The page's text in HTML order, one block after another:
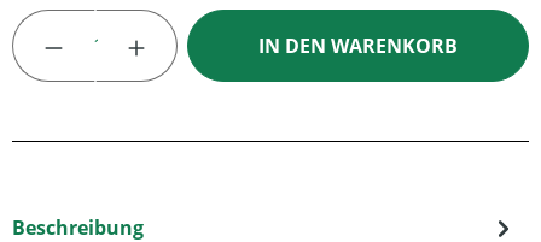
Produkt Anzahl: Gib den gewünschten
IN DEN WARENKORB
Beschreibung